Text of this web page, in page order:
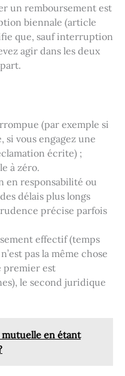
un remboursement est
biennale (article
que, sauf interruption
agir dans les deux
(par exemple si
si vous engagez une
écrite) ;
à zéro.
en responsabilité ou
délais plus longs
précise parfois
effectif (temps
pas la même chose
premier est
le second juridique
en étant